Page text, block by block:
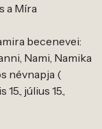
a Míra
becenevei:
Nami, Namika
névnapja (
július 15.,